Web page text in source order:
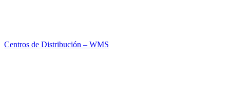
Centros de Distribución – WMS